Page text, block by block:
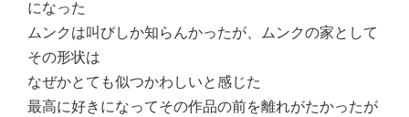
になった
ムンクは叫びしか知らんかったが、ムンクの家として
その形状は
なぜかとても似つかわしいと感じた
最高に好きになってその作品の前を離れがたかったが